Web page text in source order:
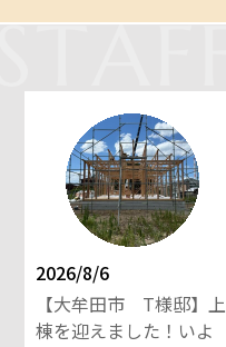
2026/8/6
【大牟田市 T様邸】上
棟を迎えました！いよ